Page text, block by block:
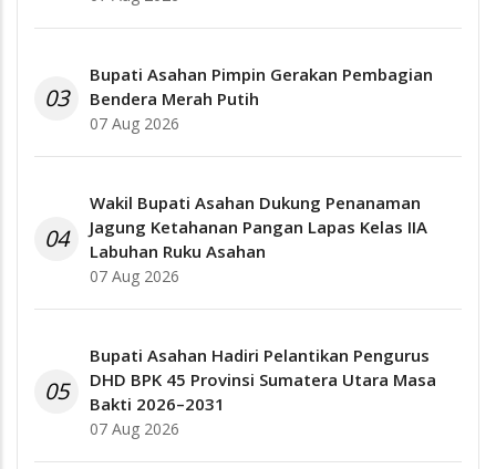
03
Bupati Asahan Pimpin Gerakan Pembagian
Bendera Merah Putih
07 Aug 2026
04
Wakil Bupati Asahan Dukung Penanaman
Jagung Ketahanan Pangan Lapas Kelas IIA
Labuhan Ruku Asahan
07 Aug 2026
05
Bupati Asahan Hadiri Pelantikan Pengurus
DHD BPK 45 Provinsi Sumatera Utara Masa
Bakti 2026–2031
07 Aug 2026